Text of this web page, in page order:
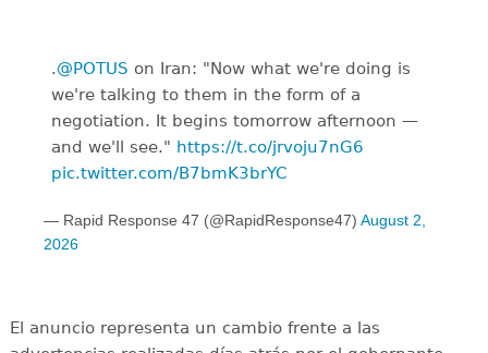
.@POTUS on Iran: "Now what we're doing is
we're talking to them in the form of a
negotiation. It begins tomorrow afternoon —
and we'll see." https://t.co/jrvoju7nG6
pic.twitter.com/B7bmK3brYC
— Rapid Response 47 (@RapidResponse47) August 2,
2026
El anuncio representa un cambio frente a las